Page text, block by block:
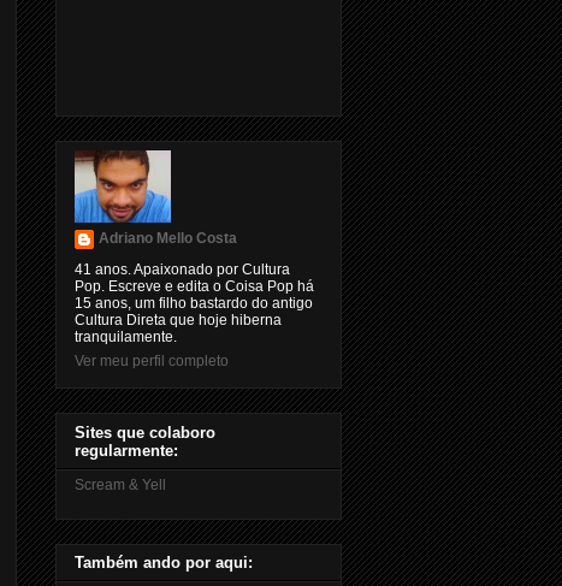
Adriano Mello Costa
41 anos. Apaixonado por Cultura
Pop. Escreve e edita o Coisa Pop há
15 anos, um filho bastardo do antigo
Cultura Direta que hoje hiberna
tranquilamente.
Ver meu perfil completo
Sites que colaboro
regularmente:
Scream & Yell
Também ando por aqui: